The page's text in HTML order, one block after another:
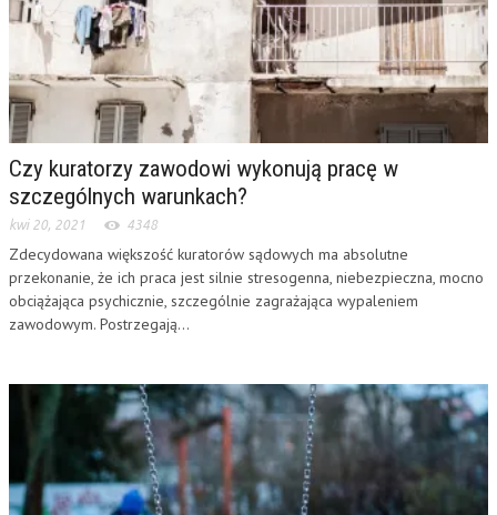
Czy kuratorzy zawodowi wykonują pracę w
szczególnych warunkach?
kwi 20, 2021 4348
Zdecydowana większość kuratorów sądowych ma absolutne
przekonanie, że ich praca jest silnie stresogenna, niebezpieczna, mocno
obciążająca psychicznie, szczególnie zagrażająca wypaleniem
zawodowym. Postrzegają...